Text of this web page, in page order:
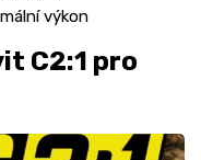
výkon
C2:1 pro